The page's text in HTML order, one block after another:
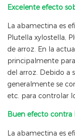
Excelente efecto
La abamectina es
Plutella xylostella,
de arroz. En la
principalmente
del arroz. Debido a
generalmente se
etc. para controlar
Buen efecto contra
La abamectina es